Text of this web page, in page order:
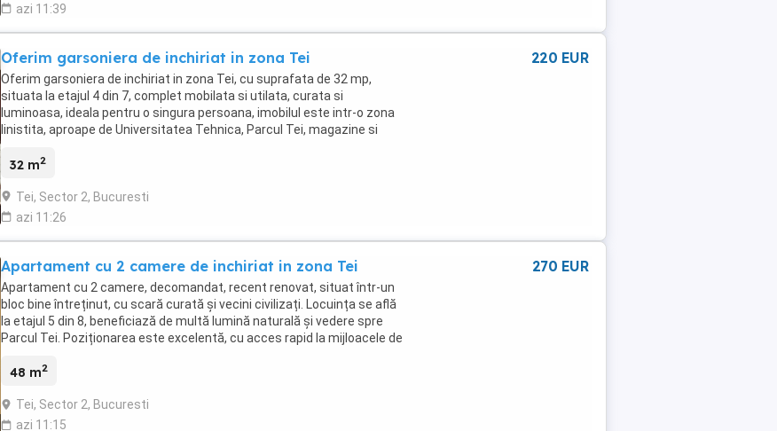
azi 11:39
Oferim garsoniera de inchiriat in zona Tei
Oferim garsoniera de inchiriat in zona Tei, cu suprafata de 32 mp,
situata la etajul 4 din 7, complet mobilata si utilata, curata si
luminoasa, ideala pentru o singura persoana, imobilul este intr-o zona
linistita, aproape de Universitatea Tehnica, Parcul Tei, magazine si
32 m2
Tei, Sector 2, Bucuresti
azi 11:26
220 EUR
Apartament cu 2 camere de inchiriat in zona Tei
Apartament cu 2 camere, decomandat, recent renovat, situat într-un
bloc bine întreținut, cu scară curată și vecini civilizați. Locuința se află
la etajul 5 din 8, beneficiază de multă lumină naturală și vedere spre
Parcul Tei. Poziționarea este excelentă, cu acces rapid la mijloacele de
48 m2
Tei, Sector 2, Bucuresti
azi 11:15
270 EUR